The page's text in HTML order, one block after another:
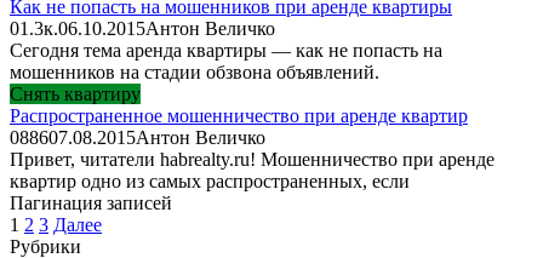
Как не попасть на мошенников при аренде квартиры
01.3к.06.10.2015Антон Величко
Сегодня тема аренда квартиры — как не попасть на
мошенников на стадии обзвона объявлений.
Снять квартиру
Распространенное мошенничество при аренде квартир
088607.08.2015Антон Величко
Привет, читатели habrealty.ru! Мошенничество при аренде
квартир одно из самых распространенных, если
Пагинация записей
1 2 3 Далее
Рубрики